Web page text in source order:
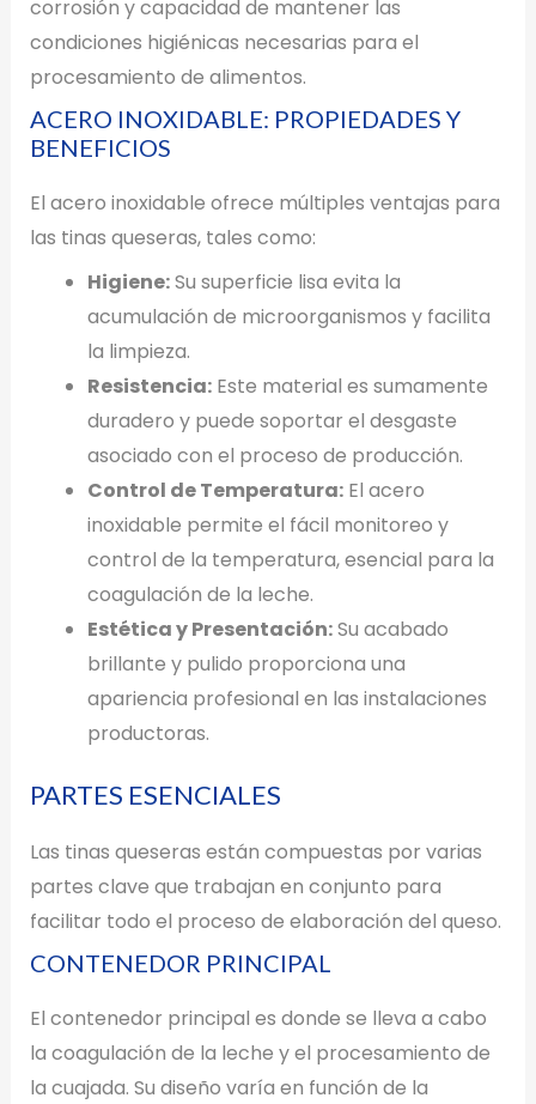
corrosión y capacidad de mantener las
condiciones higiénicas necesarias para el
procesamiento de alimentos.
ACERO INOXIDABLE: PROPIEDADES Y
BENEFICIOS
El acero inoxidable ofrece múltiples ventajas para
las tinas queseras, tales como:
Higiene:Su superficie lisa evita la
acumulación de microorganismos y facilita
la limpieza.
Resistencia:Este material es sumamente
duradero y puede soportar el desgaste
asociado con el proceso de producción.
Control de Temperatura:El acero
inoxidable permite el fácil monitoreo y
control de la temperatura, esencial para la
coagulación de la leche.
Estética y Presentación:Su acabado
brillante y pulido proporciona una
apariencia profesional en las instalaciones
productoras.
PARTES ESENCIALES
Las tinas queseras están compuestas por varias
partes clave que trabajan en conjunto para
facilitar todo el proceso de elaboración del queso.
CONTENEDOR PRINCIPAL
El contenedor principal es donde se lleva a cabo
la coagulación de la leche y el procesamiento de
la cuajada. Su diseño varía en función de la